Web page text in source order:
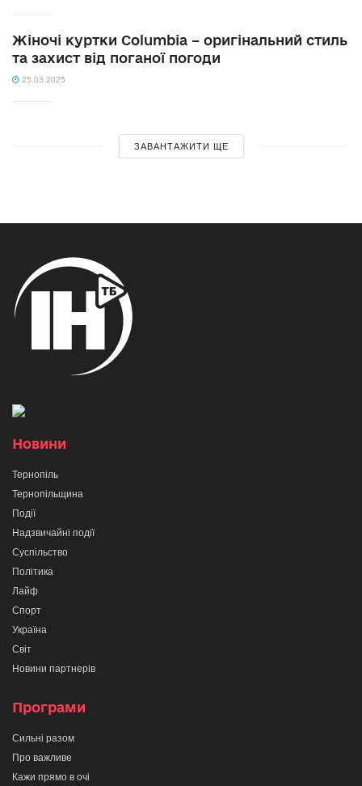
Жіночі куртки Columbia – оригінальний стиль
та захист від поганої погоди
25.03.2025
ЗАВАНТАЖИТИ ЩЕ
Новини
Тернопіль
Тернопільщина
Події
Надзвичайні події
Суспільство
Політика
Лайф
Спорт
Україна
Світ
Новини партнерів
Програми
Сильні разом
Про важливе
Кажи прямо в очі